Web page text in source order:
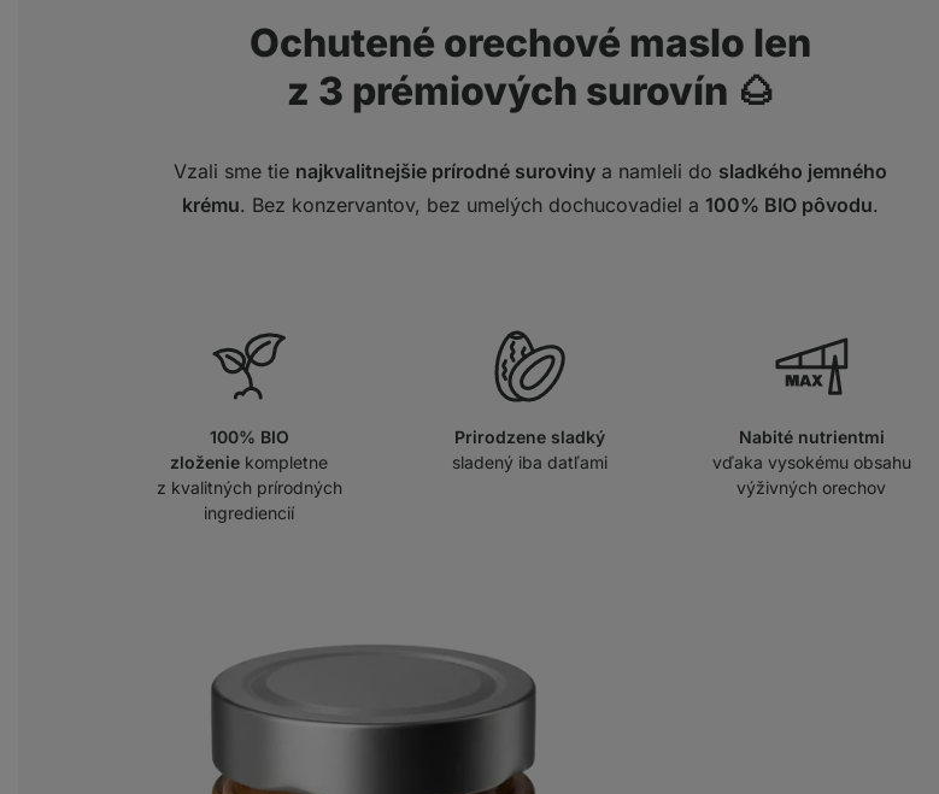
Ochutené orechové maslo len
z 3 prémiových surovín 🌰
Vzali sme tie najkvalitnejšie prírodné suroviny a namleli do sladkého jemného
krému. Bez konzervantov, bez umelých dochucovadiel a 100% BIO pôvodu.
100% BIO
zloženie kompletne
z kvalitných prírodných
ingrediencií
Prirodzene sladký
sladený iba datľami
Nabité nutrientmi
vďaka vysokému obsahu
výživných orechov